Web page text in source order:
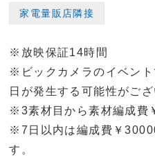
家電量販店隣接
※放映保証14時間
※ビックカメラのイベン
日が発生する可能性がござ
※3素材目から素材編成費
※7日以内は編成費￥
す。